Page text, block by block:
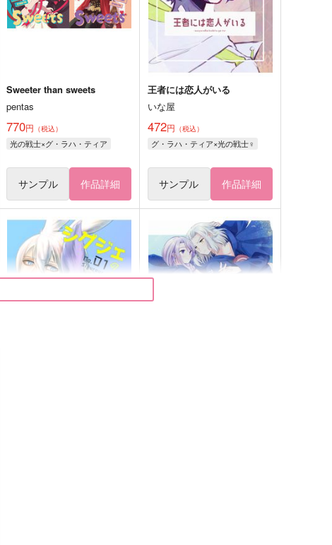
Sweeter than sweets
pentas
770円 （税込）
光の戦士×グ・ラハ・ティア
サンプル 作品詳細
王者には恋人がいる
いな屋
472円 （税込）
グ・ラハ・ティア×光の戦士♀
サンプル 作品詳細